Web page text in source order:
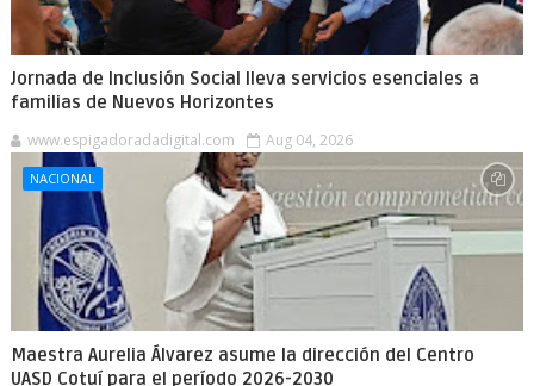
Jornada de Inclusión Social lleva servicios esenciales a
familias de Nuevos Horizontes
www.espigadoradadigital.com Aug 04, 2026
NACIONAL
Maestra Aurelia Álvarez asume la dirección del Centro
UASD Cotuí para el período 2026-2030